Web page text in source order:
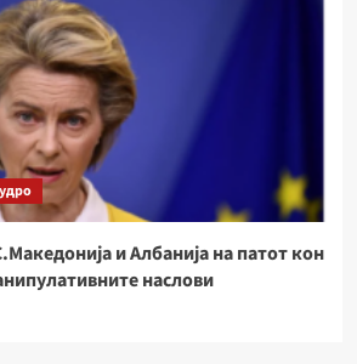
и Албанија на патот кон
наслови